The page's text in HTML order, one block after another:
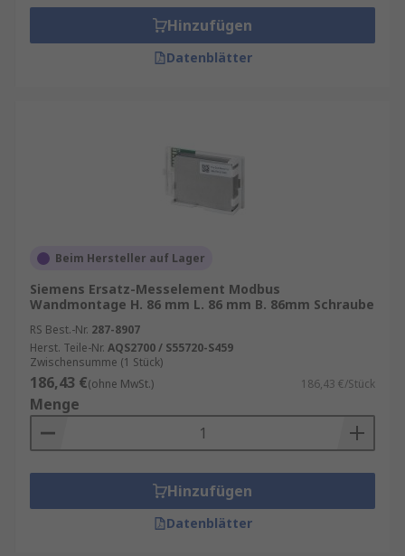
Produktionsanlagen.
Gebäudetechnik:Steuerung von Klima-
und Lüftungssystemen.
Umgebungsbedingungen in Lagerhallen.
Hinzufügen
Datenblätter
Beim Hersteller auf Lager
Siemens Ersatz-Messelement Modbus
Wandmontage H. 86 mm L. 86 mm B. 86mm Schraube
RS Best.-Nr. 287-8907
Herst. Teile-Nr. AQS2700 / S55720-S459
Zwischensumme (1 Stück)
186,43 €(ohne MwSt.) 186,43 €/Stück
Menge
Hinzufügen
Datenblätter